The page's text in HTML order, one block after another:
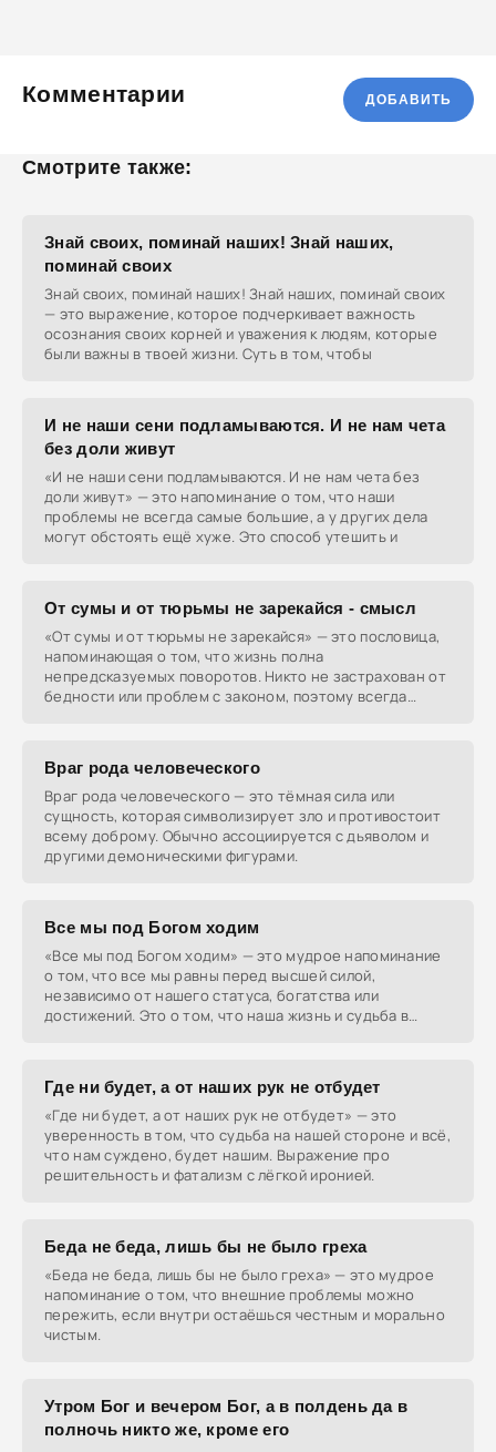
Комментарии ДОБАВИТЬ
Смотрите также:
Знай своих, поминай наших! Знай наших,
поминай своих
Знай своих, поминай наших! Знай наших, поминай своих
— это выражение, которое подчеркивает важность
осознания своих корней и уважения к людям, которые
были важны в твоей жизни. Суть в том, чтобы
И не наши сени подламываются. И не нам чета
без доли живут
«И не наши сени подламываются. И не нам чета без
доли живут» — это напоминание о том, что наши
проблемы не всегда самые большие, а у других дела
могут обстоять ещё хуже. Это способ утешить и
От сумы и от тюрьмы не зарекайся - смысл
«От сумы и от тюрьмы не зарекайся» — это пословица,
напоминающая о том, что жизнь полна
непредсказуемых поворотов. Никто не застрахован от
бедности или проблем с законом, поэтому всегда
Враг рода человеческого
Враг рода человеческого — это тёмная сила или
сущность, которая символизирует зло и противостоит
всему доброму. Обычно ассоциируется с дьяволом и
другими демоническими фигурами.
Все мы под Богом ходим
«Все мы под Богом ходим» — это мудрое напоминание
о том, что все мы равны перед высшей силой,
независимо от нашего статуса, богатства или
достижений. Это о том, что наша жизнь и судьба в
Где ни будет, а от наших рук не отбудет
«Где ни будет, а от наших рук не отбудет» — это
уверенность в том, что судьба на нашей стороне и всё,
что нам суждено, будет нашим. Выражение про
решительность и фатализм с лёгкой иронией.
Беда не беда, лишь бы не было греха
«Беда не беда, лишь бы не было греха» — это мудрое
напоминание о том, что внешние проблемы можно
пережить, если внутри остаёшься честным и морально
чистым.
Утром Бог и вечером Бог, а в полдень да в
полночь никто же, кроме его